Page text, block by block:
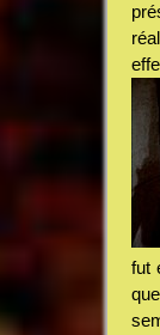
fut